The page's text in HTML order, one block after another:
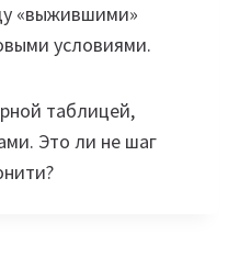
«выжившими»
условиями.
таблицей,
Это ли не шаг